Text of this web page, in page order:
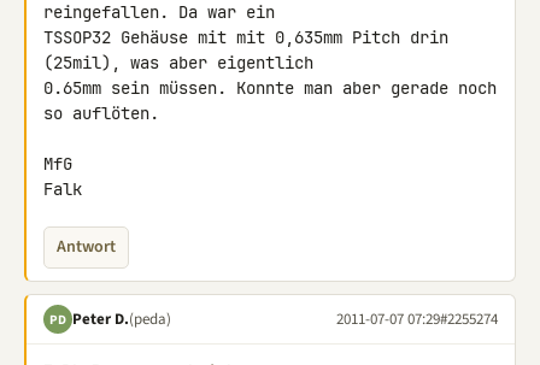
reingefallen. Da war ein
TSSOP32 Gehäuse mit mit 0,635mm Pitch drin
(25mil), was aber eigentlich
0.65mm sein müssen. Konnte man aber gerade noch
so auflöten.
MfG
Falk
Antwort
PD Peter D.(peda) 2011-07-07 07:29#2255274